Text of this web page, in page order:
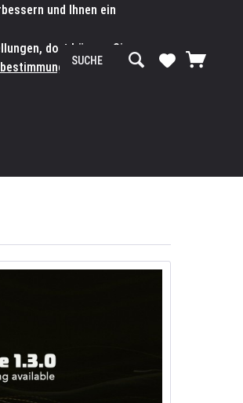
Service/Hilfe
und Ihnen ein
dort können Sie
Zum